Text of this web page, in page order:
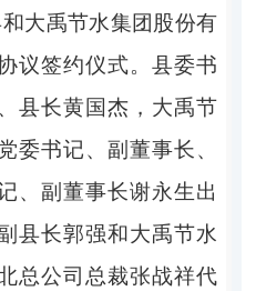
大禹节水集团股份有
议签约仪式。县委书
县长黄国杰，大禹节
委书记、副董事长、
、副董事长谢永生出
县长郭强和大禹节水
总公司总裁张战祥代